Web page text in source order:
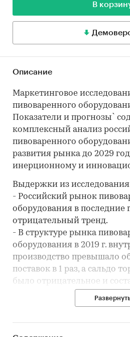
В
Описание
Маркетинговое
пивоваренного
Показатели и прогнозы`
комплексный анализ
пивоваренного
развития рынка до 2029
инерционному и
Выдержки из
- Российский рынок
оборудования в последние
отрицательный тренд.
- В структуре рынка
оборудования в 2019 г.
производство превышало
поставок в 1 раз, а сальдо
было отрицательное и
демонстрирует Уральский